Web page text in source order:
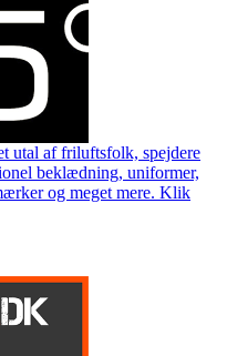
utal af friluftsfolk, spejdere
beklædning, uniformer,
og meget mere. Klik